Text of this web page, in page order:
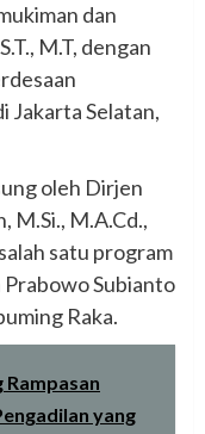
dan
M.T, dengan
Jakarta Selatan,
oleh Dirjen
M.Si., M.A.Cd.,
satu program
Subianto
Raka.
Rampasan
yang